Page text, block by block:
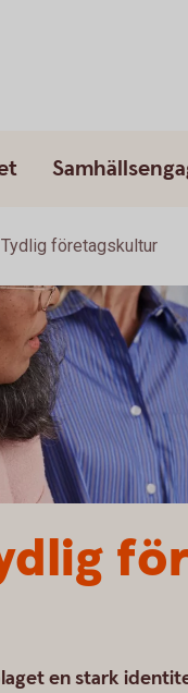
Tydlig företagskultur
en stark